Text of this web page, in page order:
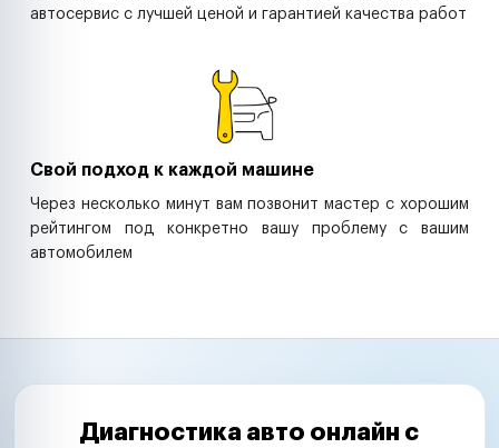
автосервис с лучшей ценой и гарантией качества работ
Свой подход к каждой машине
Через несколько минут вам позвонит мастер с хорошим
рейтингом под конкретно вашу проблему с вашим
автомобилем
Диагностика авто онлайн с